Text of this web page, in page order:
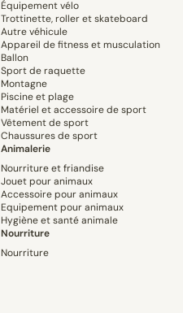
Équipement vélo
Trottinette, roller et skateboard
Autre véhicule
Appareil de fitness et musculation
Ballon
Sport de raquette
Montagne
Piscine et plage
Matériel et accessoire de sport
Vêtement de sport
Chaussures de sport
Animalerie
Nourriture et friandise
Jouet pour animaux
Accessoire pour animaux
Equipement pour animaux
Hygiène et santé animale
Nourriture
Nourriture